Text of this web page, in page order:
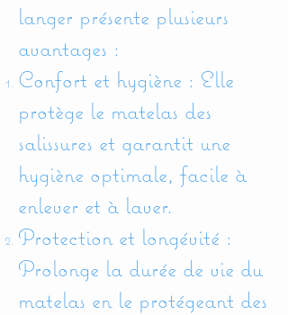
langer présente plusieurs
avantages :
Confort et hygiène : Elle
protège le matelas des
salissures et garantit une
hygiène optimale, facile à
enlever et à laver.
Protection et longévité :
Prolonge la durée de vie du
matelas en le protégeant des